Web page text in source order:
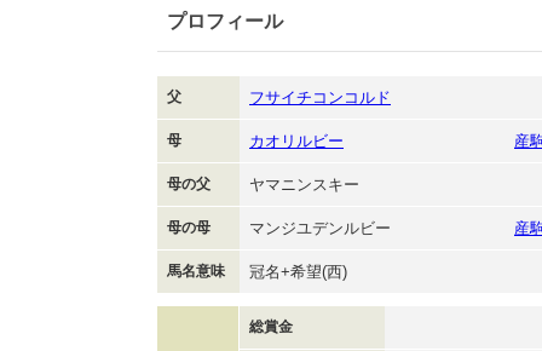
プロフィール
父 フサイチコンコルド
母 カオリルビー 産
母の父 ヤマニンスキー
母の母 マンジユデンルビー 産
馬名意味 冠名+希望(西)
総賞金